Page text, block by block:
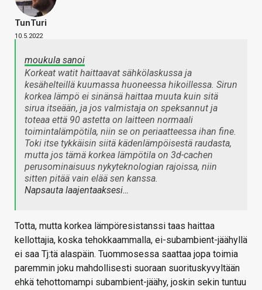
TunTuri
10.5.2022
moukula sanoi
Korkeat watit haittaavat sähkölaskussa ja
kesähelteillä kuumassa huoneessa hikoillessa. Sirun
korkea lämpö ei sinänsä haittaa muuta kuin sitä
sirua itseään, ja jos valmistaja on speksannut ja
toteaa että 90 astetta on laitteen normaali
toimintalämpötila, niin se on periaatteessa ihan fine.
Toki itse tykkäisin siitä kädenlämpöisestä raudasta,
mutta jos tämä korkea lämpötila on 3d-cachen
perusominaisuus nykyteknologian rajoissa, niin
sitten pitää vain elää sen kanssa.
Napsauta laajentaaksesi…
Totta, mutta korkea lämpöresistanssi taas haittaa
kellottajia, koska tehokkaammalla, ei-subambient-jäähyllä
ei saa Tj:tä alaspäin. Tuommosessa saattaa jopa toimia
paremmin joku mahdollisesti suoraan suorituskyvyltään
ehkä tehottomampi subambient-jäähy, joskin sekin tuntuu